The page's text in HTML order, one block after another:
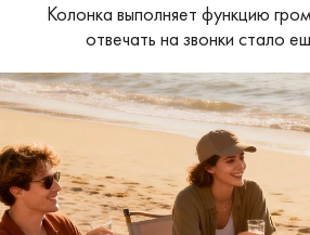
Колонка выполняет функцию
отвечать на звонки стало